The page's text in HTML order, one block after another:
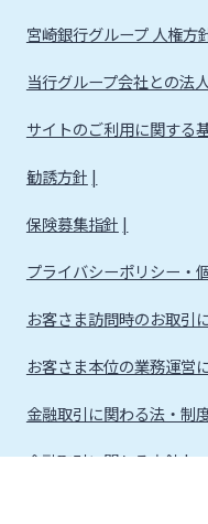
宮崎銀行グループ 人権方
当行グループ会社との法
サイトのご利用に関する
勧誘方針
保険募集指針
プライバシーポリシー・
お客さま訪問時のお取引
お客さま本位の業務運営
金融取引に関わる法・制
金融取引に関わる方針